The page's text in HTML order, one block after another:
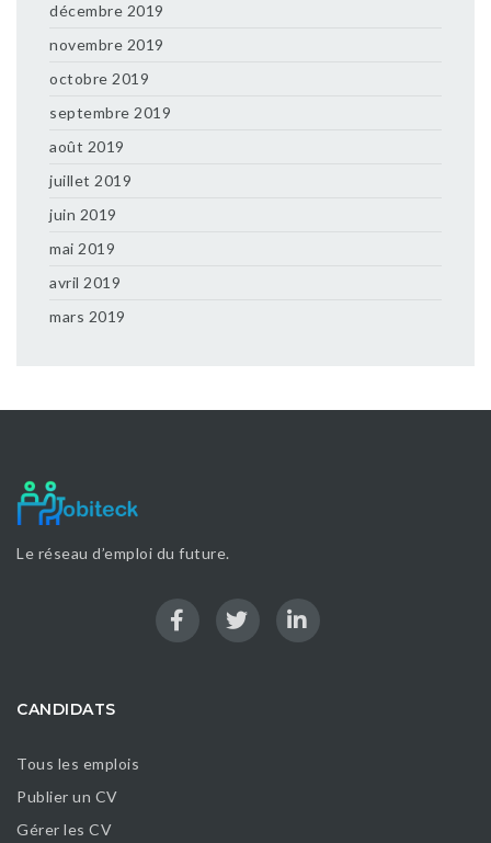
décembre 2019
novembre 2019
octobre 2019
septembre 2019
août 2019
juillet 2019
juin 2019
mai 2019
avril 2019
mars 2019
Le réseau d’emploi du future.
CANDIDATS
Tous les emplois
Publier un CV
Gérer les CV